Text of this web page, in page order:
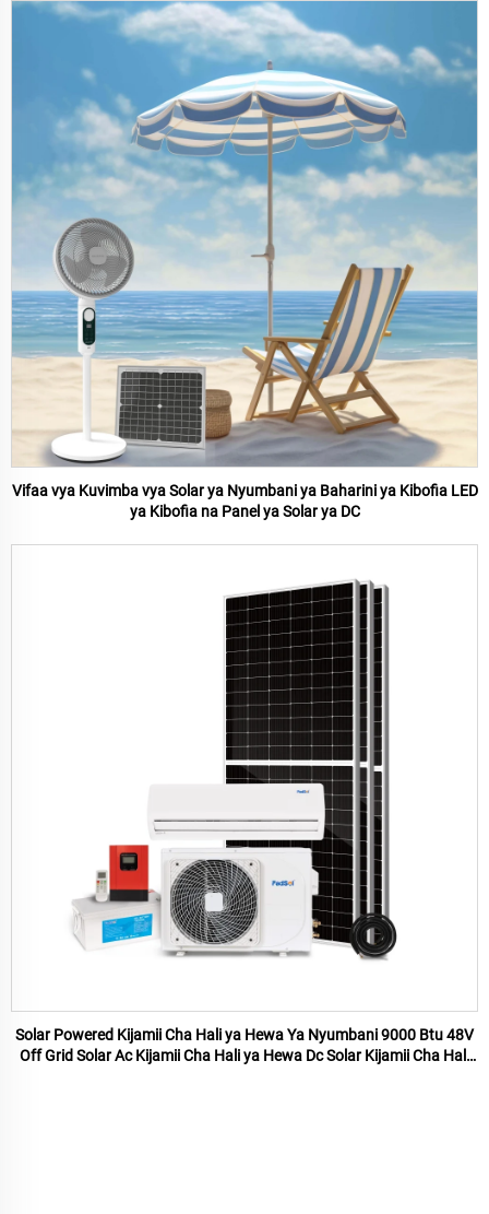
Vifaa vya Kuvimba vya Solar ya Nyumbani ya Baharini ya Kibofia LED
ya Kibofia na Panel ya Solar ya DC
Solar Powered Kijamii Cha Hali ya Hewa Ya Nyumbani 9000 Btu 48V
Off Grid Solar Ac Kijamii Cha Hali ya Hewa Dc Solar Kijamii Cha Hali